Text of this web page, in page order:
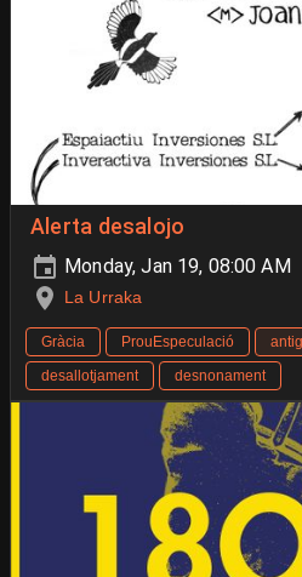
Alerta desalojo
Monday, Jan 19, 08:00 AM
La Urraka
Gràcia ProuEspeculació
desallotjament
desnonament